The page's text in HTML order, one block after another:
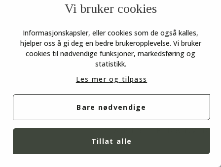
Vi bruker cookies
Informasjonskapsler, eller cookies som de også kalles,
hjelper oss å gi deg en bedre brukeropplevelse. Vi bruker
cookies til nødvendige funksjoner, markedsføring og
statistikk.
Les mer og tilpass
Bare nødvendige
Tillat alle
skikkelig naturlig norgesferie.
COOKIES PERSONVERN